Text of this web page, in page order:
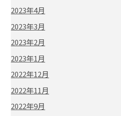
2023年4月
2023年3月
2023年2月
2023年1月
2022年12月
2022年11月
2022年9月